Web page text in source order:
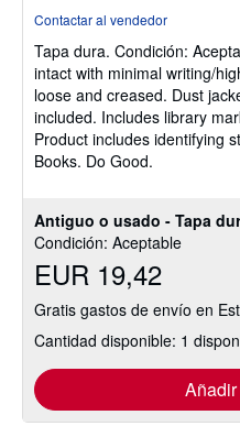
Antiguo o usado - Tapa
Condición: Aceptable
EUR 19,42
Gratis gastos de envío en
Cantidad disponible: 1
5
de
5
Contactar al vendedor
Tapa dura. Condición:
intact with minimal writing/
loose and creased. Dust
included. Includes library
Product includes identifying
Books. Do Good.